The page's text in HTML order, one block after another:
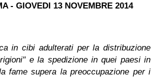
- GIOVEDI 13 NOVEMBRE 2014
in cibi adulterati per la distribuzione
e la spedizione in quei paesi in
fame supera la preoccupazione per i